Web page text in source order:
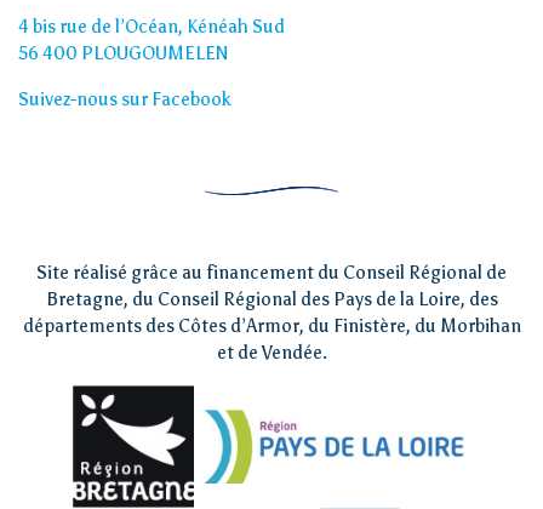
4 bis rue de l’Océan, Kénéah Sud
56 400 PLOUGOUMELEN
Suivez-nous sur Facebook
Site réalisé grâce au financement du Conseil Régional de
Bretagne, du Conseil Régional des Pays de la Loire, des
départements des Côtes d’Armor, du Finistère, du Morbihan
et de Vendée.